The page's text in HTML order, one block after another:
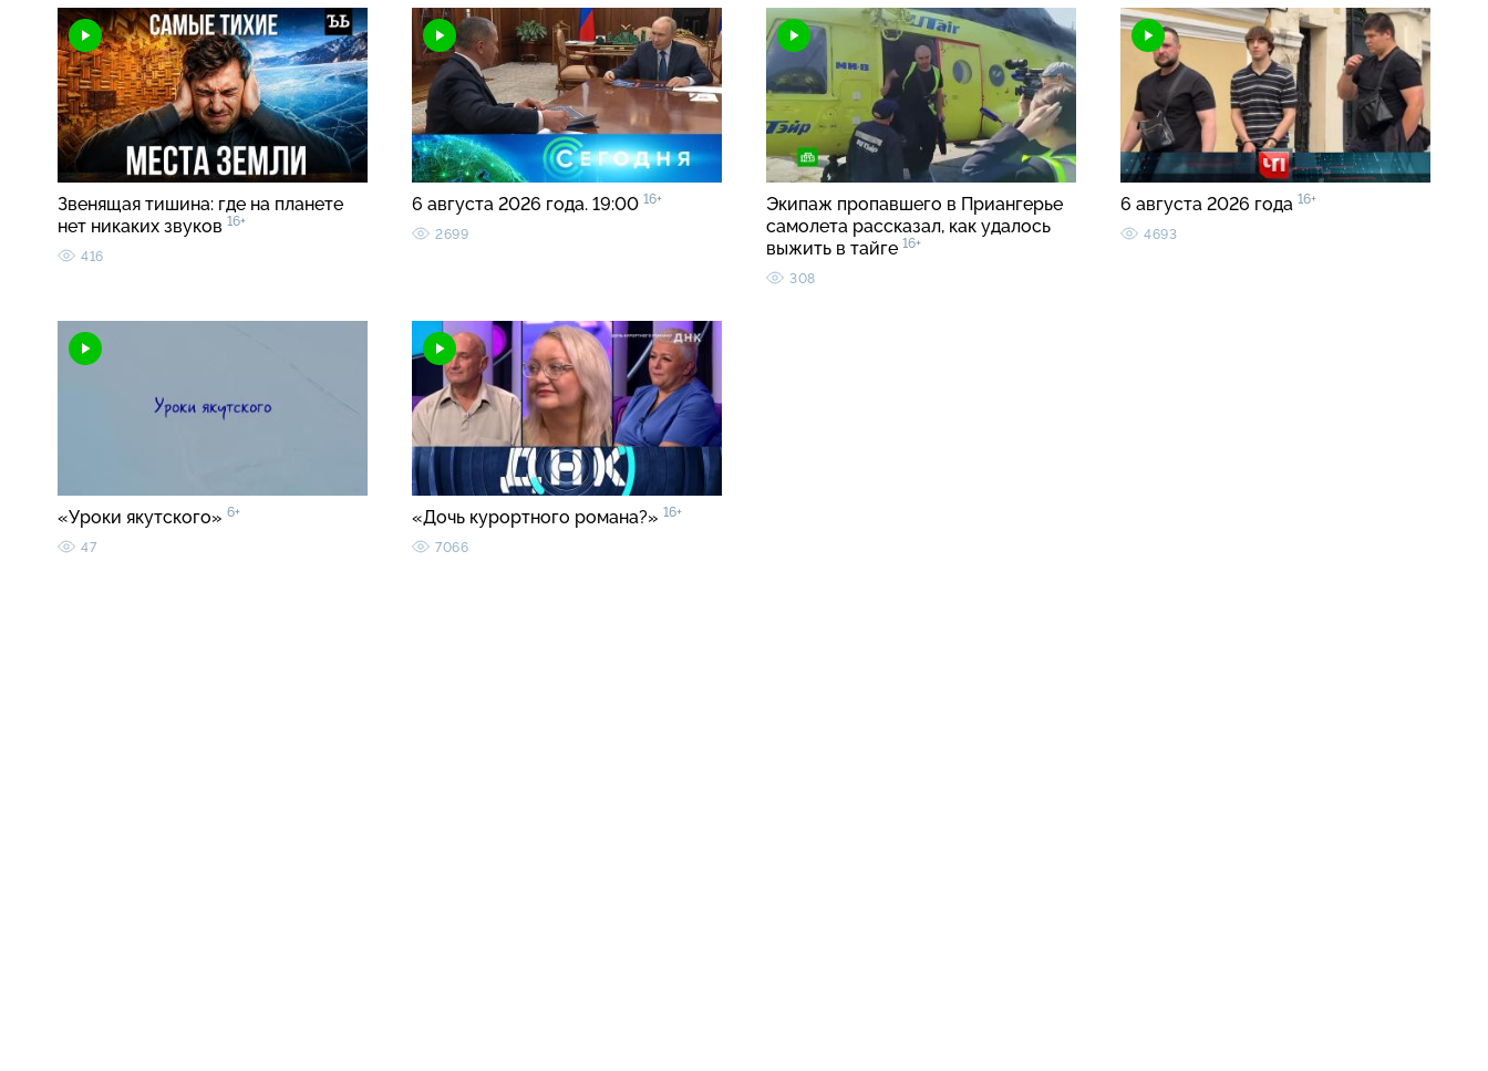
Звенящая тишина: где на планете
нет никаких звуков 16+
416
6 августа 2026 года. 19:00 16+
2699
Экипаж пропавшего в Приангерье
самолета рассказал, как удалось
выжить в тайге 16+
308
6 августа 2026 года 16+
4693
«Уроки якутского» 6+
47
«Дочь курортного романа?» 16+
7066